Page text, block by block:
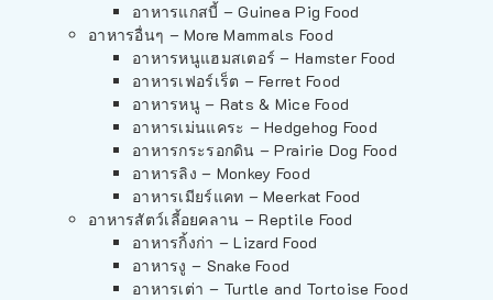
อาหารแกสบี้ – Guinea Pig Food
อาหารอื่นๆ – More Mammals Food
อาหารหนูแฮมสเตอร์ – Hamster Food
อาหารเฟอร์เร็ต – Ferret Food
อาหารหนู – Rats & Mice Food
อาหารเม่นแคระ – Hedgehog Food
อาหารกระรอกดิน – Prairie Dog Food
อาหารลิง – Monkey Food
อาหารเมียร์แคท – Meerkat Food
อาหารสัตว์เลี้อยคลาน – Reptile Food
อาหารกิ้งก่า – Lizard Food
อาหารงู – Snake Food
อาหารเต่า – Turtle and Tortoise Food